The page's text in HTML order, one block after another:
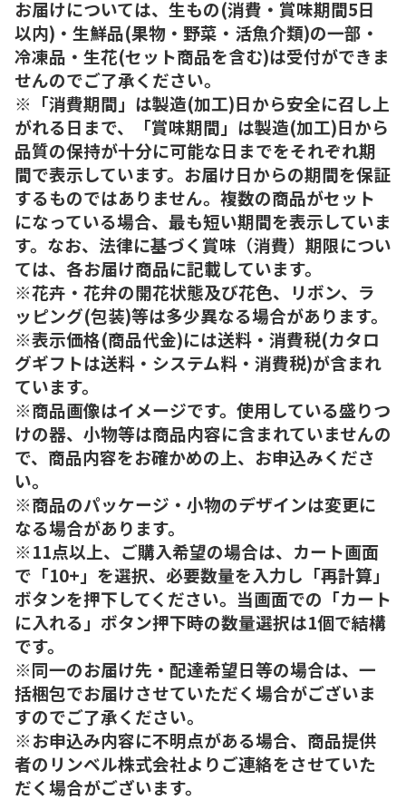
お届けについては、生もの(消費・賞味期間5日
以内)・生鮮品(果物・野菜・活魚介類)の一部・
冷凍品・生花(セット商品を含む)は受付ができま
せんのでご了承ください。
※「消費期間」は製造(加工)日から安全に召し上
がれる日まで、「賞味期間」は製造(加工)日から
品質の保持が十分に可能な日までをそれぞれ期
間で表示しています。お届け日からの期間を保証
するものではありません。複数の商品がセット
になっている場合、最も短い期間を表示していま
す。なお、法律に基づく賞味（消費）期限につい
ては、各お届け商品に記載しています。
※花卉・花弁の開花状態及び花色、リボン、ラ
ッピング(包装)等は多少異なる場合があります。
※表示価格(商品代金)には送料・消費税(カタロ
グギフトは送料・システム料・消費税)が含まれ
ています。
※商品画像はイメージです。使用している盛りつ
けの器、小物等は商品内容に含まれていませんの
で、商品内容をお確かめの上、お申込みくださ
い。
※商品のパッケージ・小物のデザインは変更に
なる場合があります。
※11点以上、ご購入希望の場合は、カート画面
で「10+」を選択、必要数量を入力し「再計算」
ボタンを押下してください。当画面での「カート
に入れる」ボタン押下時の数量選択は1個で結構
です。
※同一のお届け先・配達希望日等の場合は、一
括梱包でお届けさせていただく場合がございま
すのでご了承ください。
※お申込み内容に不明点がある場合、商品提供
者のリンベル株式会社よりご連絡をさせていた
だく場合がございます。